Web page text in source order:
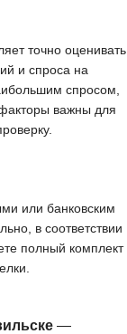
точно оценивать
и спроса на
спросом,
важны для
или банковским
в соответствии
полный комплект
—